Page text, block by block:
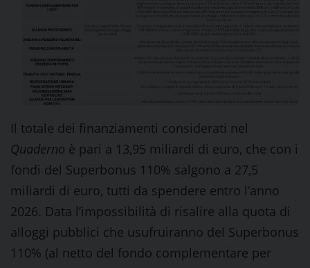
Il totale dei finanziamenti considerati nel
Quaderno è pari a 13,95 miliardi di euro, che con i
fondi del Superbonus 110% salgono a 27,5
miliardi di euro, tutti da spendere entro l’anno
2026. Data l’impossibilità di risalire alla quota di
alloggi pubblici che usufruiranno del Superbonus
110% (al netto del fondo complementare per